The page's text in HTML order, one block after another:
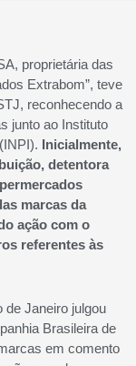
proprietária das
Extrabom”, teve
reconhecendo a
junto ao Instituto
Inicialmente,
detentora
marcas da
ação com o
referentes às
de Janeiro julgou
Brasileira de
em comento